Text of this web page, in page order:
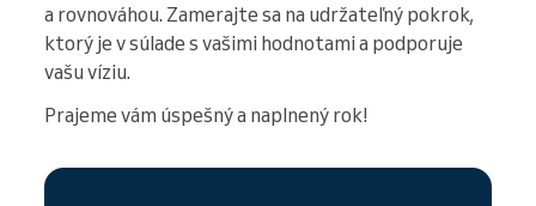
a rovnováhou. Zamerajte sa na udržateľný pokrok,
ktorý je v súlade s vašimi hodnotami a podporuje
vašu víziu.
Prajeme vám úspešný a naplnený rok!